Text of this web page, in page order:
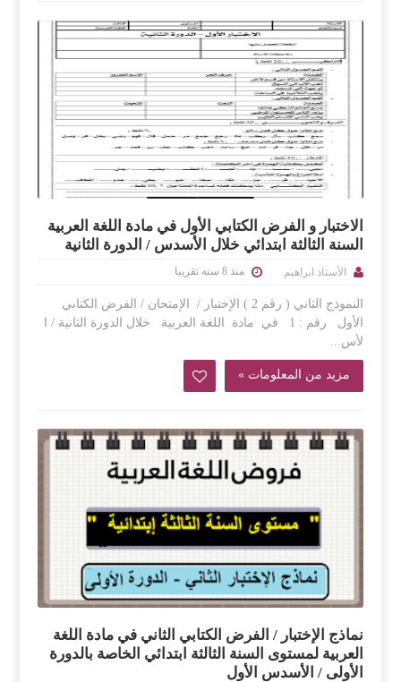
الاختبار و الفرض الكتابي الأول في مادة اللغة العربية
السنة الثالثة ابتدائي خلال الأسدس / الدورة الثانية
الأستاذ ابراهيم منذ 8 سنه تقريبا
النموذج الثاني ( رقم 2 ) الإختبار / الإمتحان / الفرض الكتابي
الأول رقم : 1 في مادة اللغة العربية خلال الدورة الثانية / ا
لأس...
مزيد من المعلومات »
نماذج الإختبار / الفرض الكتابي الثاني في مادة اللغة
العربية لمستوى السنة الثالثة ابتدائي الخاصة بالدورة
الأولى / الأسدس الأول